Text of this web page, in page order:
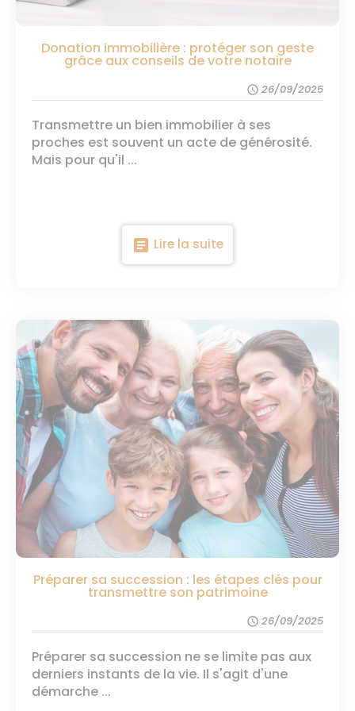
Donation immobilière : protéger son geste
grâce aux conseils de votre notaire
schedule 26/09/2025
Transmettre un bien immobilier à ses
proches est souvent un acte de générosité.
Mais pour qu'il ...
article Lire la suite
Préparer sa succession : les étapes clés pour
transmettre son patrimoine
schedule 26/09/2025
Préparer sa succession ne se limite pas aux
derniers instants de la vie. Il s'agit d'une
démarche ...